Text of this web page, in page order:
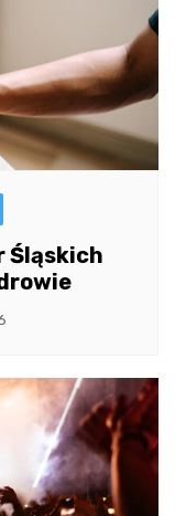
Śląskich